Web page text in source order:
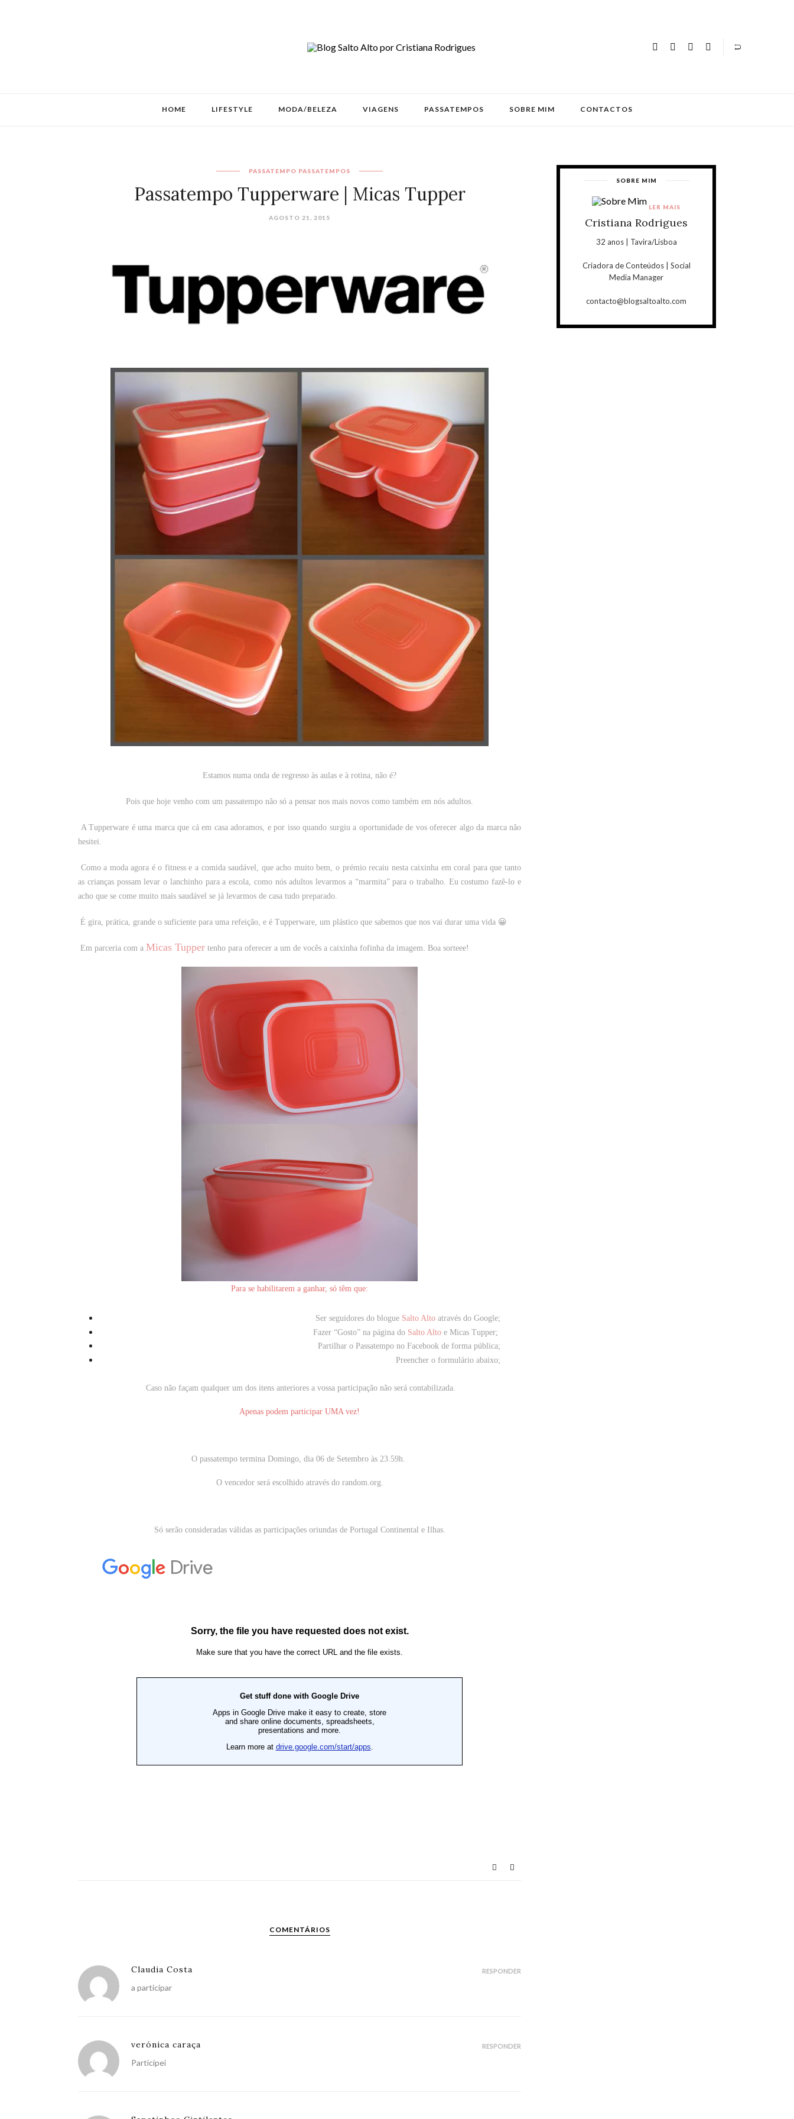
HOME LIFESTYLE MODA/BELEZA VIAGENS PASSATEMPOS SOBRE MIM CONTACTOS
PASSATEMPO PASSATEMPOS
Passatempo Tupperware | Micas Tupper
AGOSTO 21, 2015
Estamos numa onda de regresso às aulas e à rotina, não é?
Pois que hoje venho com um passatempo não só a pensar nos mais novos como também em nós adultos.
A Tupperware é uma marca que cá em casa adoramos, e por isso quando surgiu a oportunidade de vos oferecer algo da marca não
hesitei.
Como a moda agora é o fitness e a comida saudável, que acho muito bem, o prémio recaiu nesta caixinha em coral para que tanto
as crianças possam levar o lanchinho para a escola, como nós adultos levarmos a “marmita” para o trabalho. Eu costumo fazê-lo e
acho que se come muito mais saudável se já levarmos de casa tudo preparado.
É gira, prática, grande o suficiente para uma refeição, e é Tupperware, um plástico que sabemos que nos vai durar uma vida 😀
Em parceria com a Micas Tupper tenho para oferecer a um de vocês a caixinha fofinha da imagem. Boa sorteee!
Para se habilitarem a ganhar, só têm que:
Ser seguidores do blogue Salto Alto através do Google;
Fazer “Gosto” na página do Salto Alto e Micas Tupper;
Partilhar o Passatempo no Facebook de forma pública;
Preencher o formulário abaixo;
Caso não façam qualquer um dos itens anteriores a vossa participação não será contabilizada.
Apenas podem participar UMA vez!
O passatempo termina Domingo, dia 06 de Setembro às 23.59h.
O vencedor será escolhido através do random.org.
Só serão consideradas válidas as participações oriundas de Portugal Continental e Ilhas.
COMENTÁRIOS
Claudia Costa
a participar
RESPONDER
verónica caraça
Participei
RESPONDER
SOBRE MIM
Cristiana Rodrigues
32 anos | Tavira/Lisboa
Criadora de Conteúdos | Social
Media Manager
contacto@blogsaltoalto.com
LER MAIS